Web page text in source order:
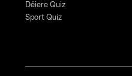
Déiere Quiz
Sport Quiz